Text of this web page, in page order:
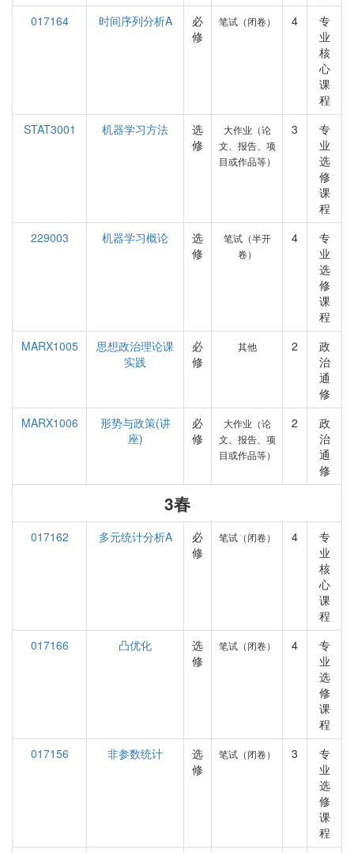
017164
时间序列分析A
必
修
笔试（闭卷） 4
专
业
核
心
课
程
STAT3001
机器学习方法
选
修
大作业（论
文、报告、项
目或作品等）
3
专
业
选
修
课
程
229003
机器学习概论
选
修
笔试（半开
卷）
4
专
业
选
修
课
程
MARX1005
思想政治理论课
实践
必
修
其他 2
政
治
通
修
MARX1006
形势与政策(讲
座)
必
修
大作业（论
文、报告、项
目或作品等）
2
政
治
通
修
3春
017162 多元统计分析A
必
修
笔试（闭卷） 4
专
业
核
心
课
程
017166
凸优化
选
修
笔试（闭卷） 4
专
业
选
修
课
程
017156
非参数统计
选
修
笔试（闭卷） 3
专
业
选
修
课
程